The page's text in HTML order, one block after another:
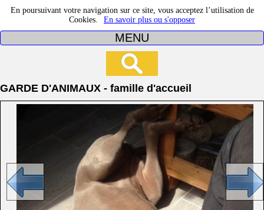
En poursuivant votre navigation sur ce site, vous acceptez l’utilisation de
Cookies.
En savoir plus ou s'opposer
MENU
GARDE D'ANIMAUX - famille d'accueil